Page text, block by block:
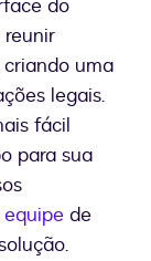
do
reunir
uma
legais.
fácil
para sua
de